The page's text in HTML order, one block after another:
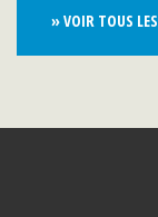
» VOIR TOUS